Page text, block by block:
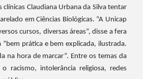
clínicas Claudiana Urbana da Silva tentar
em Ciências Biológicas. “A Unicap
cursos, diversas áreas”, disse a fera
“bem prática e bem explicada, ilustrada.
na hora de marcar”. Entre os temas da
o racismo, intolerância religiosa, redes